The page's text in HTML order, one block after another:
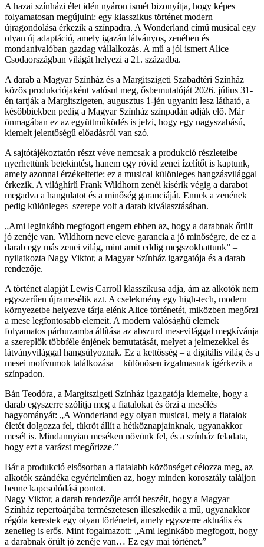
A hazai színházi élet idén nyáron ismét bizonyítja, hogy képes
folyamatosan megújulni: egy klasszikus történet modern
újragondolása érkezik a színpadra. A Wonderland című musical egy
olyan új adaptáció, amely igazán látványos, zenében és
mondanivalóban gazdag vállalkozás. A mű a jól ismert Alice
Csodaországban világát helyezi a 21. századba.
A darab a Magyar Színház és a Margitszigeti Szabadtéri Színház
közös produkciójaként valósul meg, ősbemutatóját 2026. július 31-
én tartják a Margitszigeten, augusztus 1-jén ugyanitt lesz látható, a
későbbiekben pedig a Magyar Színház színpadán adják elő. Már
önmagában ez az együttműködés is jelzi, hogy egy nagyszabású,
kiemelt jelentőségű előadásról van szó.
A sajtótájékoztatón részt véve nemcsak a produkció részleteibe
nyerhettünk betekintést, hanem egy rövid zenei ízelítőt is kaptunk,
amely azonnal érzékeltette: ez a musical különleges hangzásvilággal
érkezik. A világhírű Frank Wildhorn zenéi kísérik végig a darabot
megadva a hangulatot és a minőség garanciáját. Ennek a zenének
pedig különleges szerepe volt a darab kiválasztásában.
Ami leginkább megfogott engem ebben az, hogy a darabnak őrült
jó zenéje van. Wildhorn neve eleve garancia a jó minőségre, de ez a
darab egy más zenei világ, mint amit eddig megszokhattunk
–
nyilatkozta Nagy Viktor, a Magyar Színház igazgatója és a darab
rendezője.
A történet alapját Lewis Carroll klasszikusa adja, ám az alkotók nem
egyszerűen újramesélik azt. A cselekmény egy high-tech, modern
környezetbe helyezve tárja elénk Alice történetét, miközben megőrzi
a mese legfontosabb elemeit. A modern valósághű elemek
folyamatos párhuzamba állítása az abszurd mesevilággal megkívánja
a szereplők többféle énjének bemutatását, melyet a jelmezekkel és
látványvilággal hangsúlyoznak. Ez a kettősség – a digitális világ és a
mesei motívumok találkozása – különösen izgalmasnak ígérkezik a
színpadon.
Bán Teodóra, a Margitszigeti Színház igazgatója kiemelte, hogy a
darab egyszerre szólítja meg a fiatalokat és őrzi a mesélés
hagyományát:
A Wonderland egy olyan musical, mely a fiatalok
életét dolgozza fel, tükröt állít a hétköznapjainknak, ugyanakkor
mesél is. Mindannyian meséken növünk fel, és a színház feladata,
hogy ezt a varázst megőrizze.
Bár a produkció elsősorban a fiatalabb közönséget célozza meg, az
alkotók szándéka egyértelműen az, hogy minden korosztály találjon
benne kapcsolódási pontot.
Nagy Viktor, a darab rendezője arról beszélt, hogy a Magyar
Színház repertoárjába természetesen illeszkedik a mű, ugyanakkor
régóta kerestek egy olyan történetet, amely egyszerre aktuális és
zeneileg is erős. Mint fogalmazott:
Ami leginkább megfogott, hogy
a darabnak őrült jó zenéje van… Ez egy mai történet.